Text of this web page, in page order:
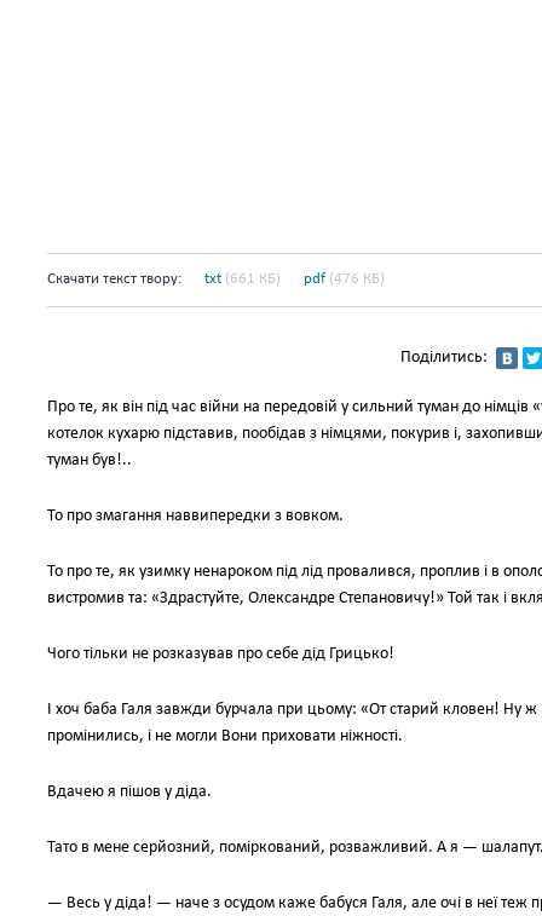
Скачати текст твору: txt (661 КБ) pdf (476 КБ)
Поділитись:
Про те, як він під час війни на передовій у сильний туман до німців
котелок кухарю підставив, пообідав з німцями, покурив і,
туман був!..
То про змагання наввипередки з вовком.
То про те, як узимку ненароком під лід провалився, проплив і в
вистромив та: «Здрастуйте, Олександре Степановичу!» Той так і
Чого тільки не розказував про себе дід Грицько!
І хоч баба Галя завжди бурчала при цьому: «От старий кловен! Ну ж
промінились, і не могли Вони приховати ніжності.
Вдачею я пішов у діда.
Тато в мене серйозний, поміркований, розважливий. А я —
— Весь у діда! — наче з осудом каже бабуся Галя, але очі в неї теж